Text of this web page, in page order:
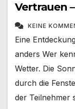
Vertrauen
KEINE
Eine
anders Wer
Wetter. Die
durch die
der Teilnehmer